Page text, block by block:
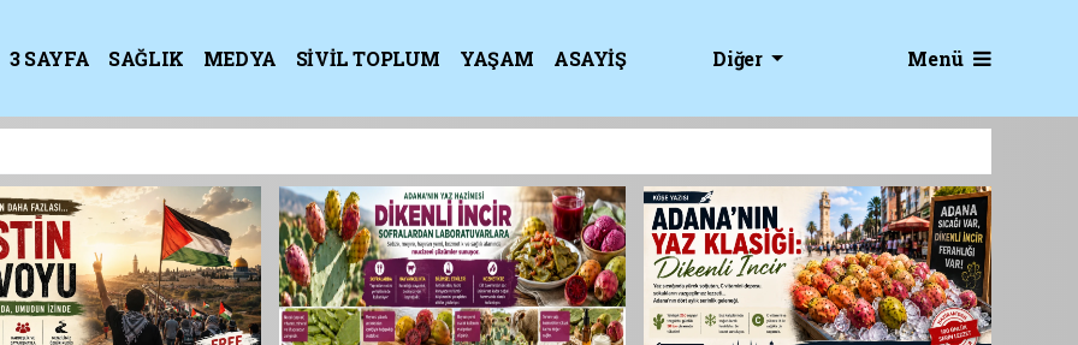
3 SAYFA SAĞLIK MEDYA SİVİL TOPLUM YAŞAM
ASAYİŞ
Diğer Menü